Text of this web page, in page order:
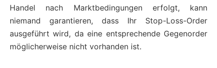
Handel nach Marktbedingungen erfolgt, kann
niemand garantieren, dass Ihr Stop-Loss-Order
ausgeführt wird, da eine entsprechende Gegenorder
möglicherweise nicht vorhanden ist.